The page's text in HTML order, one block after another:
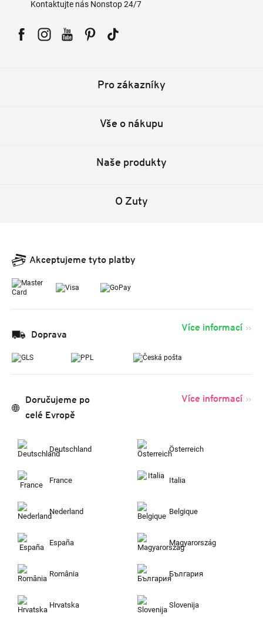
Kontaktujte nás Nonstop 24/7
Pro zákazníky
Vše o nákupu
Naše produkty
O Zuty
Akceptujeme tyto platby
Doprava
Více informací
Doručujeme po
celé Evropě
Více informací
Deutschland Österreich
France Italia
Nederland Belgique
España Magyarország
România България
Hrvatska Slovenija